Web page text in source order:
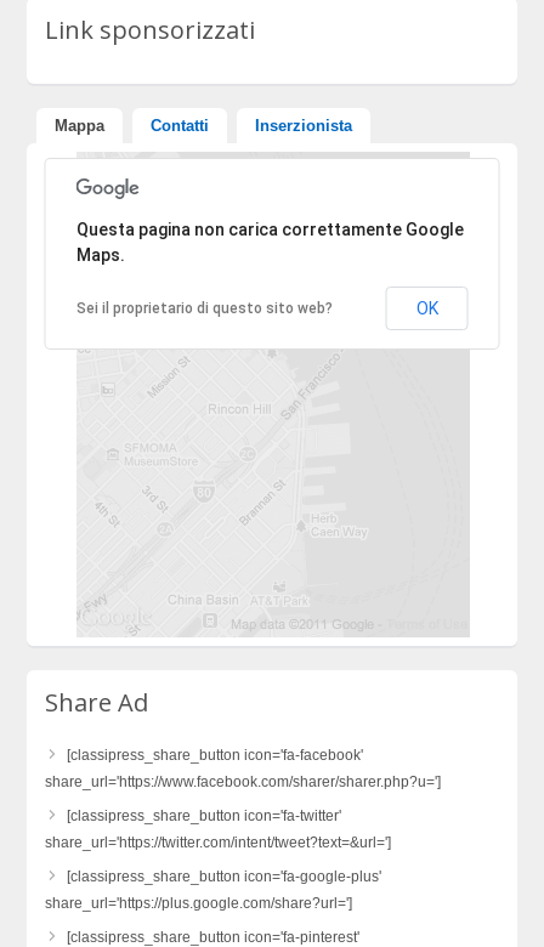
Link sponsorizzati
Mappa Contatti Inserzionista
Ci dispiace, l'indirizzo non è stato trovato.
Questa pagina non carica correttamente Google
Maps.
Sei il proprietario di questo sito web? OK
Share Ad
[classipress_share_button icon='fa-facebook'
share_url='https://www.facebook.com/sharer/sharer.php?u=']
[classipress_share_button icon='fa-twitter'
share_url='https://twitter.com/intent/tweet?text=&url=']
[classipress_share_button icon='fa-google-plus'
share_url='https://plus.google.com/share?url=']
[classipress_share_button icon='fa-pinterest'